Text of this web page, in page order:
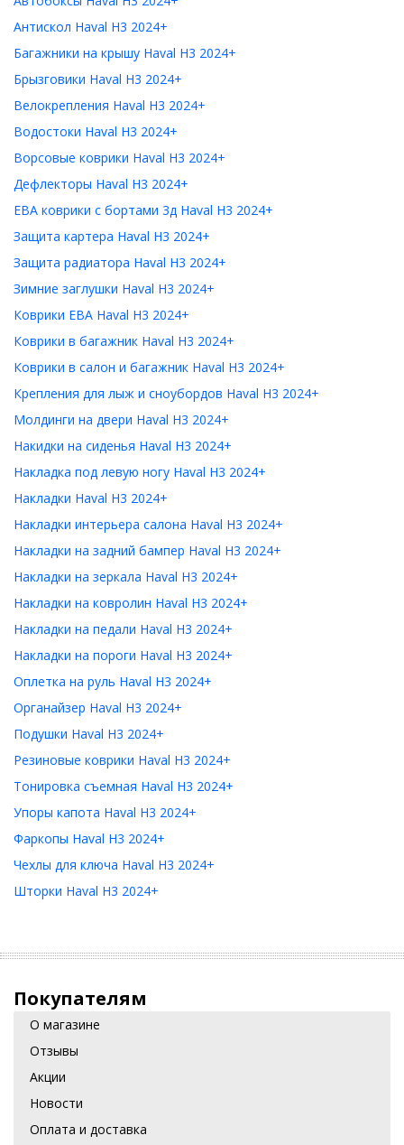
Антискол Haval H3 2024+
Багажники на крышу Haval H3 2024+
Брызговики Haval H3 2024+
Велокрепления Haval H3 2024+
Водостоки Haval H3 2024+
Ворсовые коврики Haval H3 2024+
Дефлекторы Haval H3 2024+
ЕВА коврики с бортами 3д Haval H3 2024+
Защита картера Haval H3 2024+
Защита радиатора Haval H3 2024+
Зимние заглушки Haval H3 2024+
Коврики ЕВА Haval H3 2024+
Коврики в багажник Haval H3 2024+
Коврики в салон и багажник Haval H3 2024+
Крепления для лыж и сноубордов Haval H3 2024+
Молдинги на двери Haval H3 2024+
Накидки на сиденья Haval H3 2024+
Накладка под левую ногу Haval H3 2024+
Накладки Haval H3 2024+
Накладки интерьера салона Haval H3 2024+
Накладки на задний бампер Haval H3 2024+
Накладки на зеркала Haval H3 2024+
Накладки на ковролин Haval H3 2024+
Накладки на педали Haval H3 2024+
Накладки на пороги Haval H3 2024+
Оплетка на руль Haval H3 2024+
Органайзер Haval H3 2024+
Подушки Haval H3 2024+
Резиновые коврики Haval H3 2024+
Тонировка съемная Haval H3 2024+
Упоры капота Haval H3 2024+
Фаркопы Haval H3 2024+
Чехлы для ключа Haval H3 2024+
Шторки Haval H3 2024+
Покупателям
О магазине
Отзывы
Акции
Новости
Оплата и доставка